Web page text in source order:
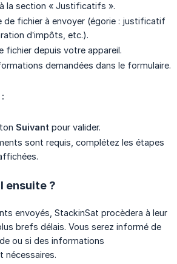
la section « Justificatifs ».
de fichier à envoyer (égorie : justificatif
d’impôts, etc.).
fichier depuis votre appareil.
demandées dans le formulaire.
Suivant pour valider.
sont requis, complétez les étapes
ensuite ?
envoyés, StackinSat procèdera à leur
brefs délais. Vous serez informé de
ou si des informations
nécessaires.